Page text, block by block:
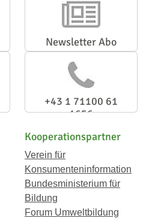
Newsletter Abo
+43 1 71100 61
1656
Kooperationspartner
Verein für
Konsumenteninformation
Bundesministerium für
Bildung
Forum Umweltbildung